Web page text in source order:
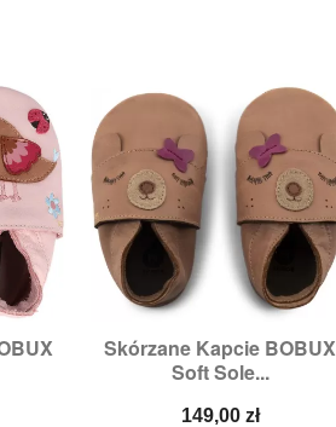
Skórzane Kapcie BOBUX
Soft Sole...
Cena
149,00 zł
Szybki podgląd
Rozmiary: 2XL,3XL,